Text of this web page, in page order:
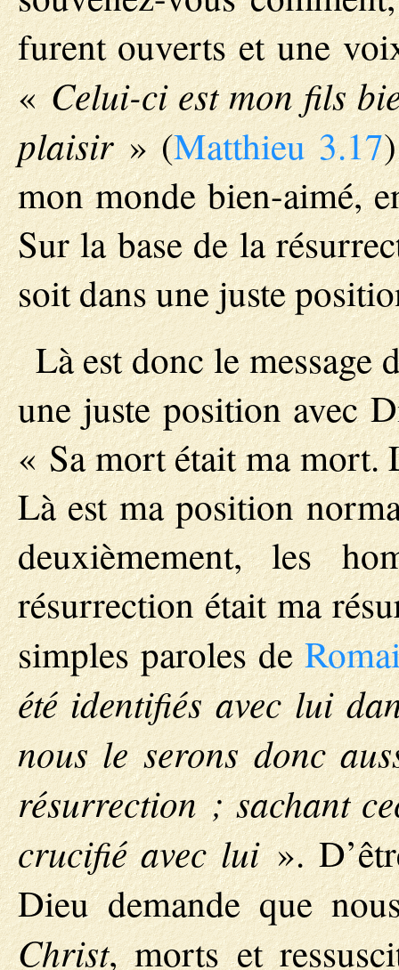
furent ouverts et une
«Celui-ci est mon fils
plaisir» (Matthieu 3.17
mon monde bien-aimé,
Sur la base de la
soit dans une juste
Là est donc le message
une juste position avec
« Sa mort était ma mort.
Là est ma position
deuxièmement, les
résurrection était ma
simples paroles de
été identifiés avec lui
nous le serons donc
résurrection ; sachant
crucifié avec lui».
Dieu demande que
Christ, morts et